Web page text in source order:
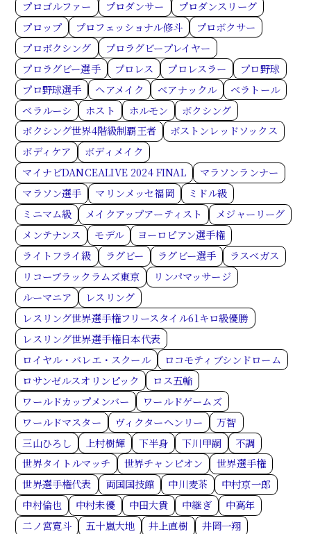
プロゴルファー プロダンサー
プロダンスリーグ
プロップ
プロフェッショナル修斗
プロボクサー
プロボクシング
プロラグビープレイヤー
プロラグビー選手
プロレス プロレスラー
プロ野球
プロ野球選手
ヘアメイク ベアナックル
ベラトール
ベラルーシ
ホスト ホルモン
ボクシング
ボクシング世界4階級制覇王者
ボストンレッドソックス
ボディケア
ボディメイク
マイナビDANCEALIVE 2024 FINAL
マラソンランナー
マラソン選手
マリンメッセ福岡
ミドル級
ミニマム級
メイクアップアーティスト
メジャーリーグ
メンテナンス
モデル
ヨーロピアン選手権
ライトフライ級
ラグビー ラグビー選手
ラスベガス
リコーブラックラムズ東京
リンパマッサージ
ルーマニア
レスリング
レスリング世界選手権フリースタイル61キロ級優勝
レスリング世界選手権日本代表
ロイヤル・バレエ・スクール
ロコモティブシンドローム
ロサンゼルスオリンピック
ロス五輪
ワールドカップメンバー
ワールドゲームズ
ワールドマスター
ヴィクターヘンリー
万智
三山ひろし
上村樹輝 下半身 下川甲嗣
不調
世界タイトルマッチ
世界チャンピオン
世界選手権
世界選手権代表
両国国技館 中川麦茶
中村京一郎
中村倫也
中村未優 中田大貴 中継ぎ
中高年
二ノ宮寛斗
五十嵐大地 井上直樹
井岡一翔